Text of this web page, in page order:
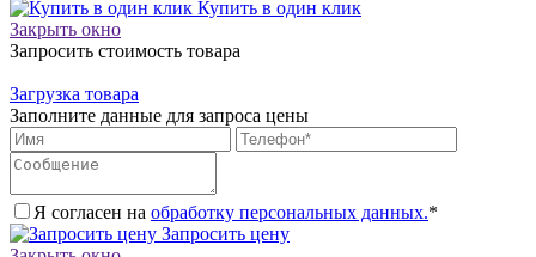
Купить в один клик
Закрыть окно
Запросить стоимость товара
Загрузка товара
Заполните данные для запроса цены
Я согласен на обработку персональных данных.*
Запросить цену